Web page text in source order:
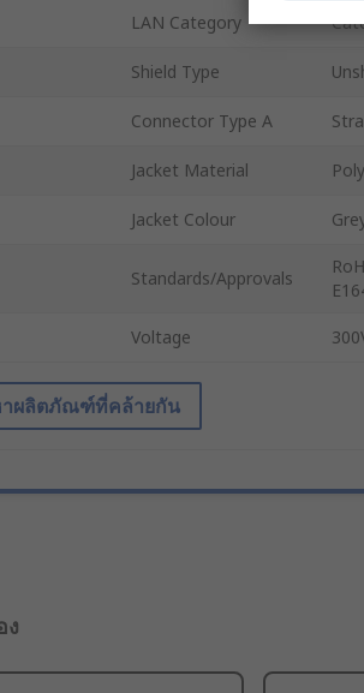
LAN Category
Shield Type
Connector Type A
Jacket Material
Jacket Colour
Standards/Approvals
Voltage
ผลิตภัณฑ์ที่คล้ายกัน
ง